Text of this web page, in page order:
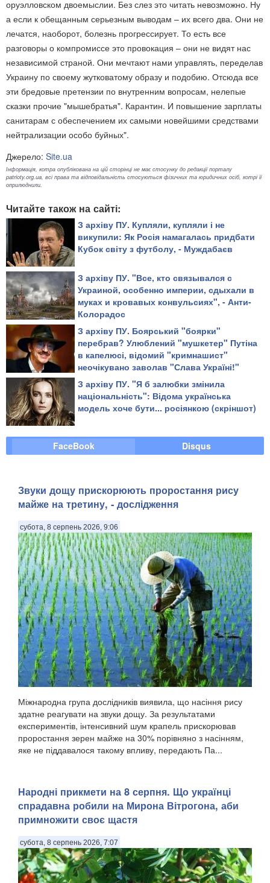
оруэлловском двоемыслии. Без слез это читать невозможно. Ну
а если к обещанным серьезным выводам – их всего два. Они не
лечатся, наоборот, болезнь прогрессирует. То есть все
разговоры о компромиссе это провокация – они не видят нас
независимой страной. Они мечтают нами управлять, переделав
Украину по своему жутковатому образу и подобию. Отсюда все
эти бредовые претензии по внутренним вопросам, нелепые
сказки прочие "мышебратья". Карантин. И повышение зарплаты
санитарам с обеспечением их самыми новейшими средствами
нейтрализации особо буйных".
Джерело: Site.ua
Інформація, котра опублікована на цій сторінці не має стосунку до редакції порталу
patrioty.org.ua, всі права та відповідальність стосуються фізичних та юридичних осіб, котрі її
оприлюднили.
Читайте також на сайті:
З архіву ПУ. Купляли, купляли і не
викупили: Як Росія намагалась придбати
Кубок світу з футболу, - Муждабаєв
З архіву ПУ. "Все, кто связывался с
Украиной, особенно империи, сдыхали в
муках и кровавых конвульсиях", - Анти-
Колорадос
З архіву ПУ. Боярський "боярки"
перебрав? Улюблений "мушкетер" Путіна
в капелюсі, відомий "кримнашист"
неочікувано заволав "Слава Україні!"
З архіву ПУ. "Я б залюбки змінила
національність": Відома українська
модель хоче бути... росіянкою (скріншот)
FaceBook Disqus
Звуки дощу прискорюють проростання рису
майже на третину, - дослідження
субота, 8 серпень 2026, 9:06
Міжнародна група дослідників виявила, що насіння рису
здатне реагувати на звуки дощу. За результатами
експериментів, інтенсивний шум крапель прискорював
проростання зерен майже на 30% порівняно з насінням,
яке не піддавалося такому впливу, передають Па...
Народні прикмети на 8 серпня. Що українці
спрадавна робили на Мирона Вітрогона, аби
примножити своє щастя
субота, 8 серпень 2026, 7:07